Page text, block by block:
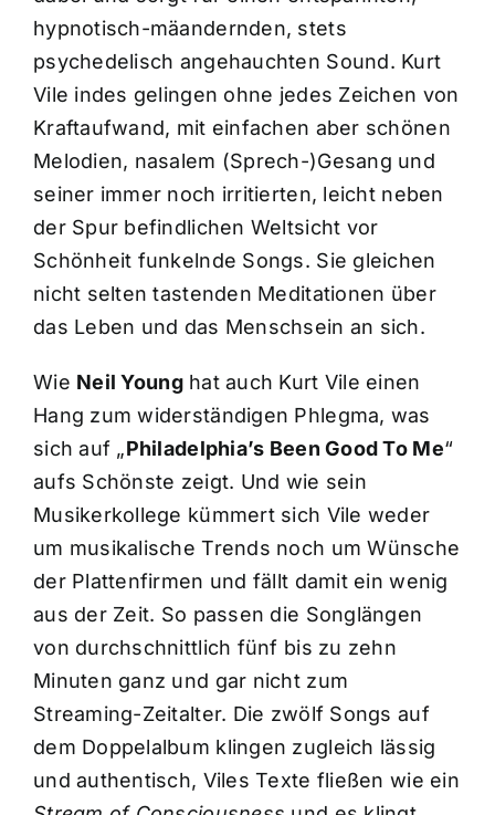
hypnotisch-mäandernden, stets
psychedelisch angehauchten Sound. Kurt
Vile indes gelingen ohne jedes Zeichen von
Kraftaufwand, mit einfachen aber schönen
Melodien, nasalem (Sprech-)Gesang und
seiner immer noch irritierten, leicht neben
der Spur befindlichen Weltsicht vor
Schönheit funkelnde Songs. Sie gleichen
nicht selten tastenden Meditationen über
das Leben und das Menschsein an sich.
Wie Neil Younghat auch Kurt Vile einen
Hang zum widerständigen Phlegma, was
sich auf „Philadelphia’s Been Good To Me“
aufs Schönste zeigt. Und wie sein
Musikerkollege kümmert sich Vile weder
um musikalische Trends noch um Wünsche
der Plattenfirmen und fällt damit ein wenig
aus der Zeit. So passen die Songlängen
von durchschnittlich fünf bis zu zehn
Minuten ganz und gar nicht zum
Streaming-Zeitalter. Die zwölf Songs auf
dem Doppelalbum klingen zugleich lässig
und authentisch, Viles Texte fließen wie ein